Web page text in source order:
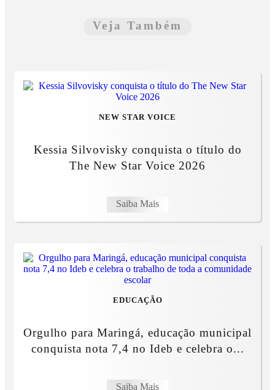
Veja Também
NEW STAR VOICE
Kessia Silvovisky conquista o título do
The New Star Voice 2026
Saiba Mais
EDUCAÇÃO
Orgulho para Maringá, educação municipal
conquista nota 7,4 no Ideb e celebra o...
Saiba Mais